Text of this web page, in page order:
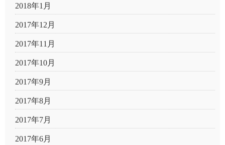
2018年1月
2017年12月
2017年11月
2017年10月
2017年9月
2017年8月
2017年7月
2017年6月